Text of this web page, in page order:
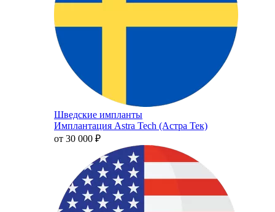
Шведские импланты
Имплантация Astra Tech (Астра Тек)
от 30 000 ₽